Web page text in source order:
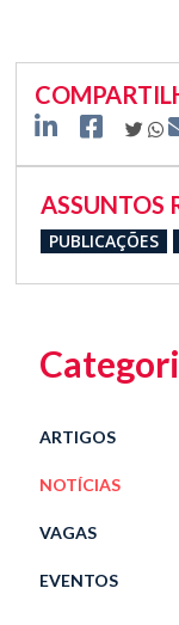
ASSUNTOS
PUBLICAÇÕES
ARTIGOS
NOTÍCIAS
VAGAS
EVENTOS